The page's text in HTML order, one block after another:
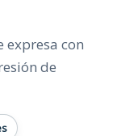
expresa con
de